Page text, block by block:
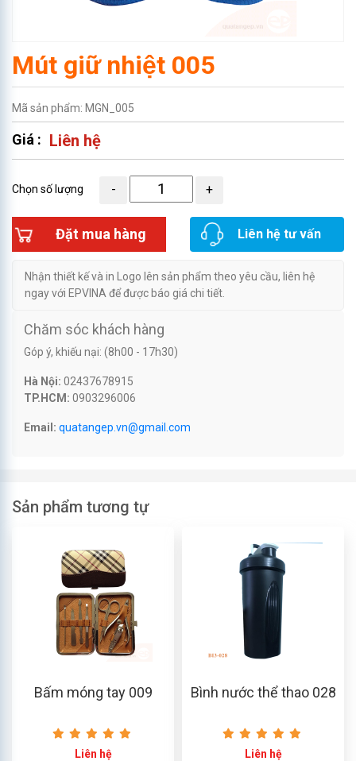
Mút giữ nhiệt 005
Mã sản phẩm: MGN_005
Giá : Liên hệ
Chọn số lượng
Đặt mua hàng Liên hệ tư vấn
Nhận thiết kế và in Logo lên sản phẩm theo yêu cầu, liên hệ
ngay với EPVINA để được báo giá chi tiết.
Chăm sóc khách hàng
Góp ý, khiếu nại: (8h00 - 17h30)
Hà Nội: 02437678915
TP.HCM: 0903296006
Email: quatangep.vn@gmail.com
Sản phẩm tương tự
Bấm móng tay 009
Liên hệ
Bình nước thể thao 028
Liên hệ